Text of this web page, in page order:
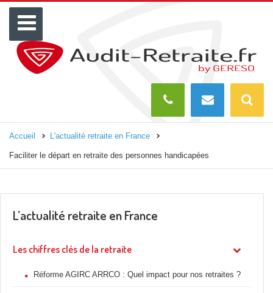
Menu
Accueil L'actualité retraite en France
Faciliter le départ en retraite des personnes handicapées
L’actualité retraite en France
Les chiffres clés de la retraite
Réforme AGIRC ARRCO : Quel impact pour nos retraites ?